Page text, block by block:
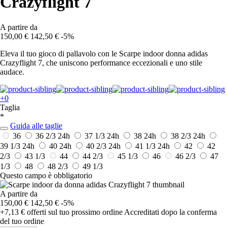
A partire da
150,00 € 142,50 € -5%
Eleva il tuo gioco di pallavolo con le Scarpe indoor donna adidas
Crazyflight 7, che uniscono performance eccezionali e uno stile
audace.
+0
Taglia
*
Guida alle taglie
36
36 2/3 24h 37 1/3 24h 38 24h 38 2/3 24h
39 1/3 24h 40 24h 40 2/3 24h 41 1/3 24h 42
42
2/3
43 1/3 44 44 2/3 45 1/3 46 46 2/3
47
1/3
48 48 2/3
49 1/3
Questo campo è obbligatorio
A partire da
150,00 € 142,50 € -5%
+7,13 € offerti sul tuo prossimo ordine Accreditati dopo la conferma
del tuo ordine